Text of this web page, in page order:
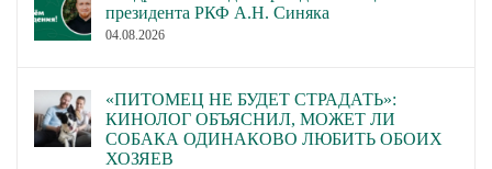
Квалификационной
№ 8.
Квалификационной
№ 8.
Утверждение Протокола
Утвердить Протокол
президента РКФ А.Н. Синяка
04.08.2026
«ПИТОМЕЦ НЕ БУДЕТ СТРАДАТЬ»:
КИНОЛОГ ОБЪЯСНИЛ, МОЖЕТ ЛИ
СОБАКА ОДИНАКОВО ЛЮБИТЬ ОБОИХ
ХОЗЯЕВ